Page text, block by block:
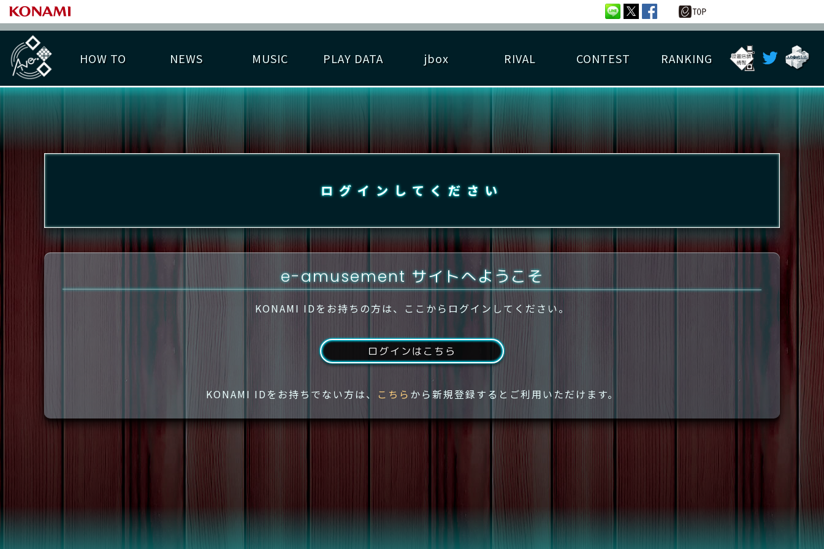
HOW TO
基本の遊び方
NEWS MUSIC
遊べる楽曲
PLAY DATA
PLAY DATA TOP
称号 プレー履歴 プレーグラフ ねんごろチャレンジ EDIT譜面
jbox RIVAL
ライバル一覧 プレーヤー検索
CONTEST
大会開催 大会とは？
RANKING
LICENSE HIT CHART ORIGINAL HIT CHART RANKING RANKING
ログインしてください
e-amusement サイトへようこそ
KONAMI IDをお持ちの方は、ここからログインしてください。
ログインはこちら
KONAMI IDをお持ちでない方は、 こちら から新規登録するとご利用いただけます。